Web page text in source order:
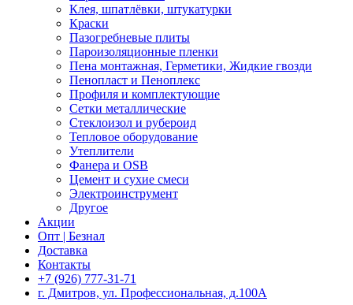
Клея, шпатлёвки, штукатурки
Краски
Пазогребневые плиты
Пароизоляционные пленки
Пена монтажная, Герметики, Жидкие гвозди
Пенопласт и Пеноплекс
Профиля и комплектующие
Сетки металлические
Стеклоизол и рубероид
Тепловое оборудование
Утеплители
Фанера и OSB
Цемент и сухие смеси
Электроинструмент
Другое
Акции
Опт | Безнал
Доставка
Контакты
+7 (926) 777-31-71
г. Дмитров, ул. Профессиональная, д.100А